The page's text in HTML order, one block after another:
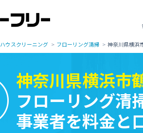
ハウスクリーニング フローリング清掃 神奈川県横浜
神奈川県横浜市
フローリング清
事業者を料金と